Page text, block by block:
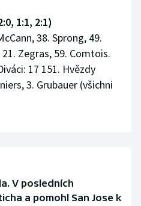
1:1, 2:1)
38. Sprong, 49.
Zegras, 59. Comtois.
17 151. Hvězdy
3. Grubauer (všichni
V posledních
a pomohl San Jose k